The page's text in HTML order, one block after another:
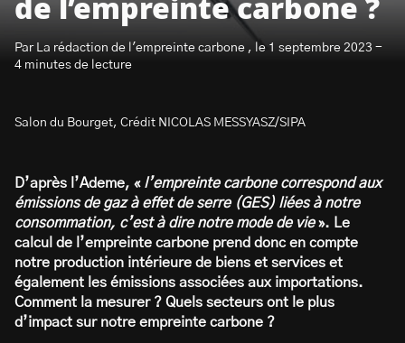
de l’empreinte carbone ?
Par La rédaction de l'empreinte carbone , le 1 septembre 2023 -
4 minutes de lecture
Salon du Bourget, Crédit NICOLAS MESSYASZ/SIPA
D’après l’Ademe, « l’empreinte carbone correspond aux
émissions de gaz à effet de serre (GES) liées à notre
consommation, c’est à dire notre mode de vie». Le
calcul de l’empreinte carbone prend donc en compte
notre production intérieure de biens et services et
également les émissions associées aux importations.
Comment la mesurer ? Quels secteurs ont le plus
d’impact sur notre empreinte carbone ?
S’abonner à la newsletter